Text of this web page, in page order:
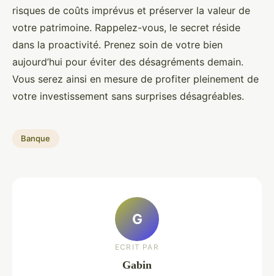
risques de coûts imprévus et préserver la valeur de
votre patrimoine. Rappelez-vous, le secret réside
dans la proactivité. Prenez soin de votre bien
aujourd’hui pour éviter des désagréments demain.
Vous serez ainsi en mesure de profiter pleinement de
votre investissement sans surprises désagréables.
Banque
G
ECRIT PAR
Gabin